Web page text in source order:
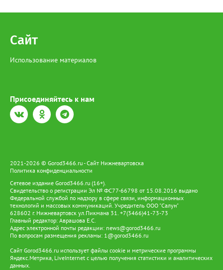
подпиской о невыезде. Напомним, за отлов одной особи
виде лишения свободы на срок до 4 лет со штрафом в размере
Сайт
Использование материалов
Присоединяйтесь к нам
2021-2026 © Gorod3466.ru - Сайт Нижневартовска
Политика конфиденциальности
Сетевое издание Gorod3466.ru (16+).
Свидетельство о регистрации Эл № ФС77-66798 от 15.08.2016 выдано
Федеральной службой по надзору в сфере связи, информационных
технологий и массовых коммуникаций. Учредитель ООО "Салун"
628602 г. Нижневартовск ул.Пикмана 31. +7(3466)41-73-73
Главный редактор: Аврашова Е.С.
Адрес электронной почты редакции: news@gorod3466.ru
По вопросам размещения рекламы: 1@gorod3466.ru
Сайт Gorod3466.ru использует файлы cookie и метрические программы
Яндекс.Метрика, LiveInternet с целью получения статистики и аналитических
данных.